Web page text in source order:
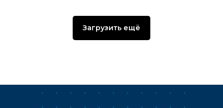
Загрузить ещё